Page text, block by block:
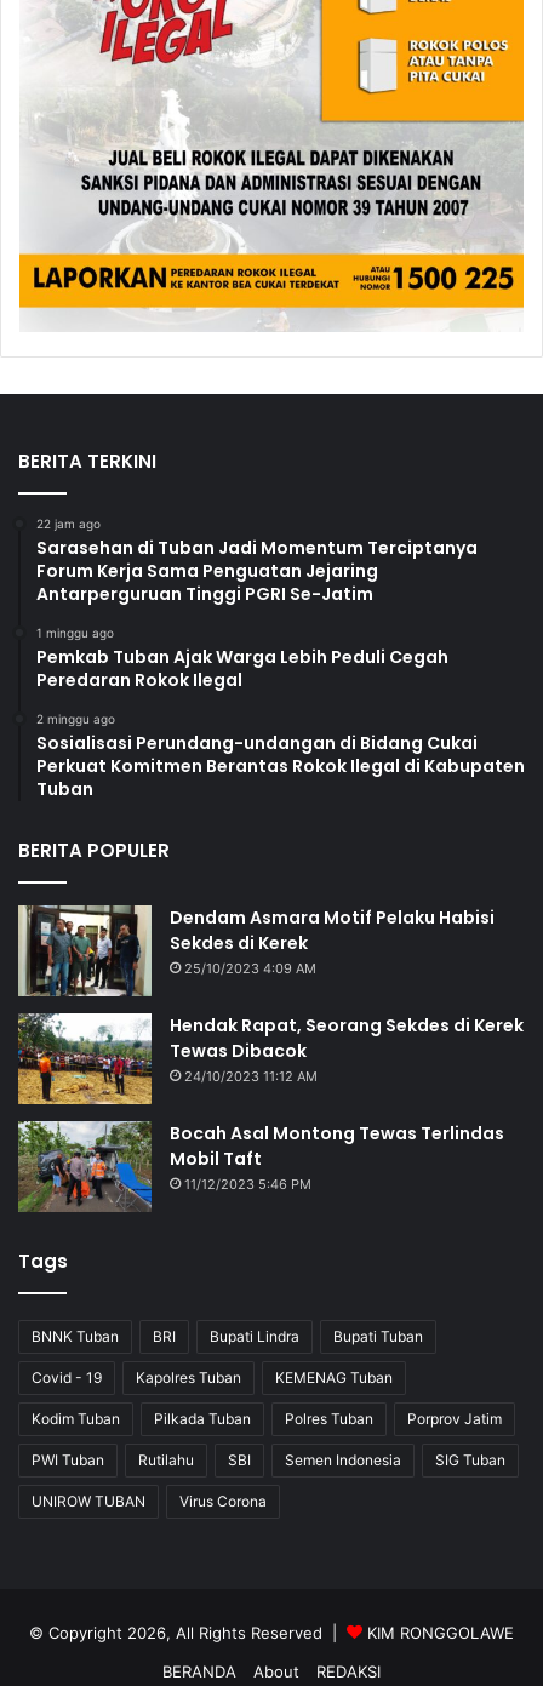
BERITA TERKINI
22 jam ago
Sarasehan di Tuban Jadi Momentum Terciptanya
Forum Kerja Sama Penguatan Jejaring
Antarperguruan Tinggi PGRI Se-Jatim
1 minggu ago
Pemkab Tuban Ajak Warga Lebih Peduli Cegah
Peredaran Rokok Ilegal
2 minggu ago
Sosialisasi Perundang-undangan di Bidang Cukai
Perkuat Komitmen Berantas Rokok Ilegal di Kabupaten
Tuban
BERITA POPULER
Dendam Asmara Motif Pelaku Habisi
Sekdes di Kerek
25/10/2023 4:09 AM
Hendak Rapat, Seorang Sekdes di Kerek
Tewas Dibacok
24/10/2023 11:12 AM
Bocah Asal Montong Tewas Terlindas
Mobil Taft
11/12/2023 5:46 PM
Tags
BNNK Tuban BRI Bupati Lindra Bupati Tuban
Covid - 19 Kapolres Tuban KEMENAG Tuban
Kodim Tuban Pilkada Tuban Polres Tuban Porprov Jatim
PWI Tuban Rutilahu SBI Semen Indonesia SIG Tuban
UNIROW TUBAN Virus Corona
© Copyright 2026, All Rights Reserved |
KIM RONGGOLAWE
BERANDA
About REDAKSI